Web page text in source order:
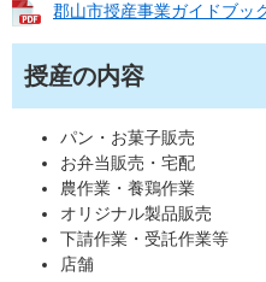
郡山市授産事業ガイドブッ
授産の内容
パン・お菓子販売
お弁当販売・宅配
農作業・養鶏作業
オリジナル製品販売
下請作業・受託作業等
店舗